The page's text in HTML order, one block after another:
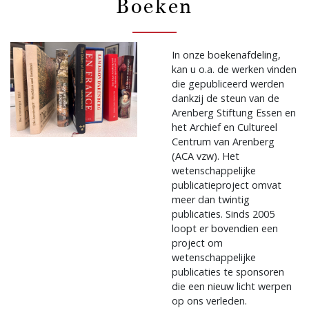
Boeken
In onze boekenafdeling,
kan u o.a. de werken vinden
die gepubliceerd werden
dankzij de steun van de
Arenberg Stiftung Essen en
het Archief en Cultureel
Centrum van Arenberg
(ACA vzw). Het
wetenschappelijke
publicatieproject omvat
meer dan twintig
publicaties. Sinds 2005
loopt er bovendien een
project om
wetenschappelijke
publicaties te sponsoren
die een nieuw licht werpen
op ons verleden.